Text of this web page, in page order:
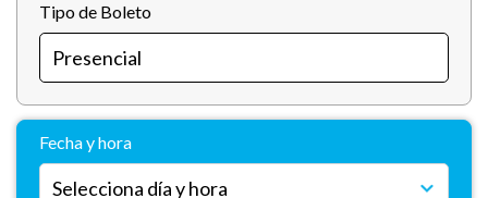
Tipo de Boleto
Fecha y hora